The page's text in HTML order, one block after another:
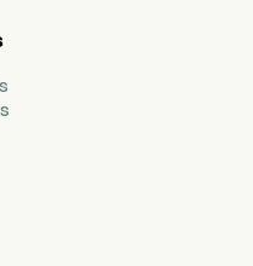
Group
dịch vụ tuyển
hỗ trợ hành
phổ thông và
như các giải
Bộ phận SET
thời, dịch vụ
giới thiệu việc
ngành như